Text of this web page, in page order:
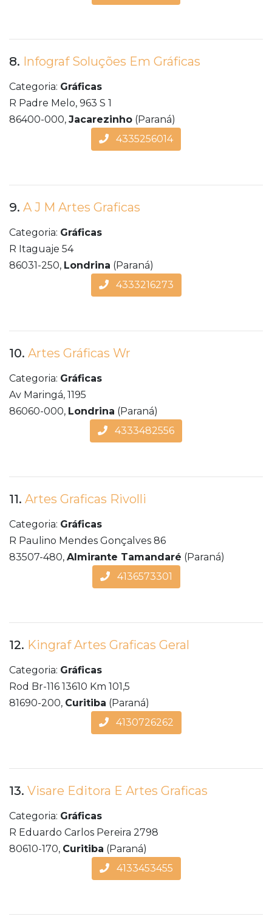
8. Infograf Soluções Em Gráficas
Categoria: Gráficas
R Padre Melo, 963 S 1
86400-000, Jacarezinho (Paraná)
4335256014
9. A J M Artes Graficas
Categoria: Gráficas
R Itaguaje 54
86031-250, Londrina (Paraná)
4333216273
10. Artes Gráficas Wr
Categoria: Gráficas
Av Maringá, 1195
86060-000, Londrina (Paraná)
4333482556
11. Artes Graficas Rivolli
Categoria: Gráficas
R Paulino Mendes Gonçalves 86
83507-480, Almirante Tamandaré (Paraná)
4136573301
12. Kingraf Artes Graficas Geral
Categoria: Gráficas
Rod Br-116 13610 Km 101,5
81690-200, Curitiba (Paraná)
4130726262
13. Visare Editora E Artes Graficas
Categoria: Gráficas
R Eduardo Carlos Pereira 2798
80610-170, Curitiba (Paraná)
4133453455